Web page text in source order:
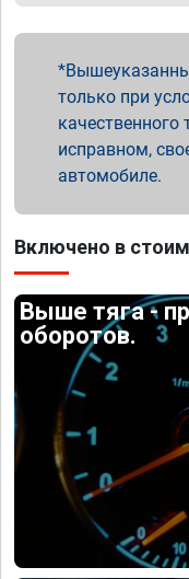
только при
исправном,
автомобиле.
Включено в
Выше тяга -
оборотов.